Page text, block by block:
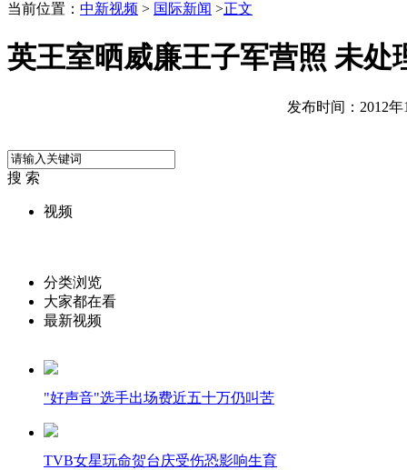
当前位置： 中新视频 > 国际新闻 >正文
英王室晒威廉王子军营照 未处
发布时间：2012年
搜 索
视频
分类浏览
大家都在看
最新视频
"好声音"选手出场费近五十万仍叫苦
TVB女星玩命贺台庆受伤恐影响生育